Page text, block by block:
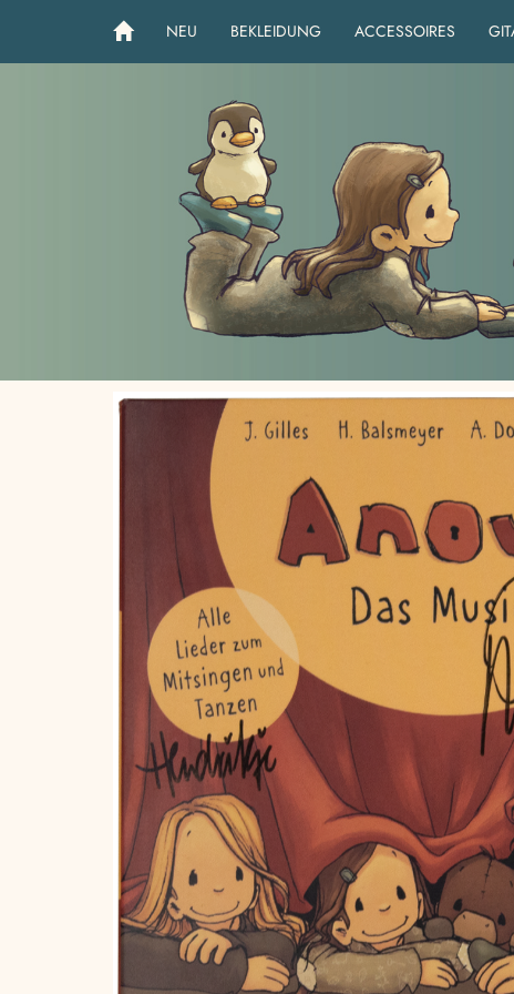
NEU BEKLEIDUNG ACCESSOIRES